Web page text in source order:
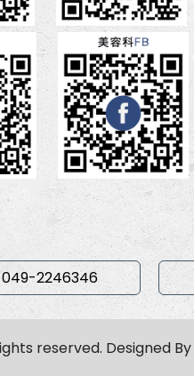
049-2246346
reserved. Designed By